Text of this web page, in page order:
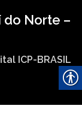
do Norte –
ICP-BRASIL